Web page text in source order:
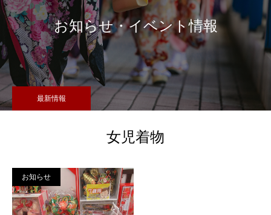
お知らせ・イベント情報
最新情報
女児着物
お知らせ